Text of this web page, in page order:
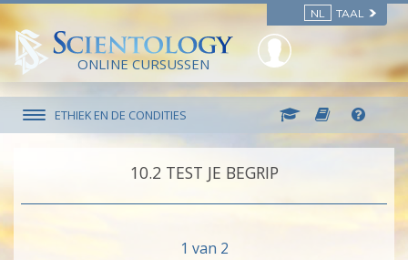
NL TAAL
ONLINE CURSUSSEN
ETHIEK EN DE CONDITIES
10.‎2 TEST JE BEGRIP
1 van 2